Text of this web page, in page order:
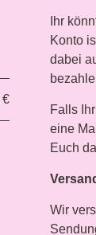
€
Ihr
Konto
dabei
Falls
eine
Euch
Wir